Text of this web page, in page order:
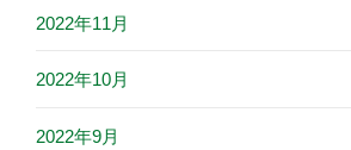
2022年11月
2022年10月
2022年9月